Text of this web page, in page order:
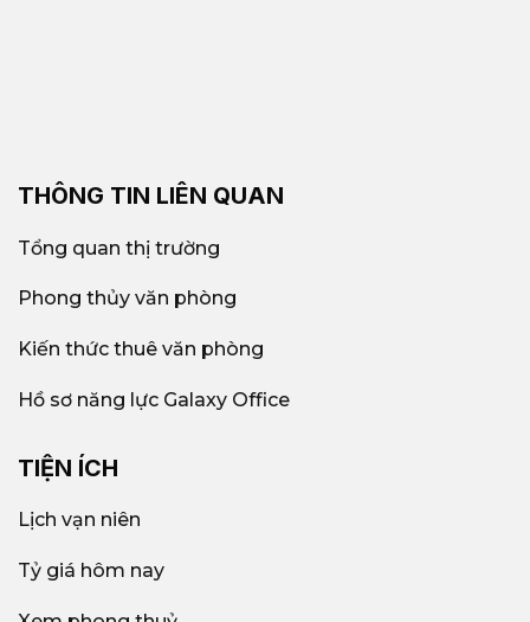
THÔNG TIN LIÊN QUAN
Tổng quan thị trường
Phong thủy văn phòng
Kiến thức thuê văn phòng
Hồ sơ năng lực Galaxy Office
TIỆN ÍCH
Lịch vạn niên
Tỷ giá hôm nay